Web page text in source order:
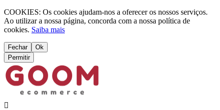
COOKIES: Os cookies ajudam-nos a oferecer os nossos serviços.
Ao utilizar a nossa página, concorda com a nossa política de
cookies. Saiba mais
Fechar
Ok
Permitir
